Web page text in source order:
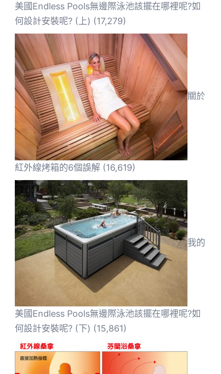
美國Endless Pools無邊際泳池該擺在哪裡呢?如
何設計安裝呢? (上) (17,279)
關於
紅外線烤箱的6個誤解 (16,619)
我的
美國Endless Pools無邊際泳池該擺在哪裡呢?如
何設計安裝呢? (下) (15,861)